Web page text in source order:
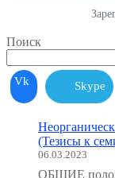
Поиск
Vk Skype
(Тезисы к
06.03.2023
ОБЩИЕ